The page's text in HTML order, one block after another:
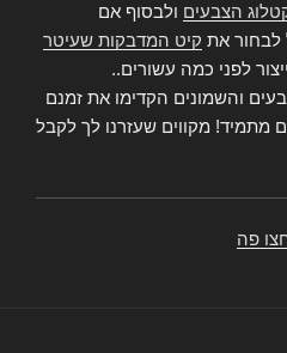
הצבעים ולבסוף אם
לבחור את קיט המדבקות שעיטר
לפני כמה עשורים..
והשמונים הקדימו את זמנם
מתמיד! מקווים שעזרנו לך לקבל
פה